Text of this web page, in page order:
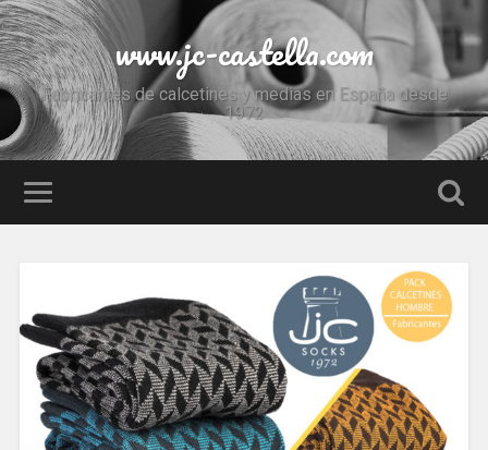
www.jc-castella.com
Fabricantes de calcetines y medias en España desde
1972